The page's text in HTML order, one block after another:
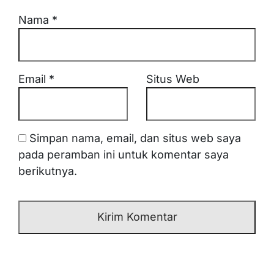
Nama *
Email * Situs Web
Simpan nama, email, dan situs web saya
pada peramban ini untuk komentar saya
berikutnya.